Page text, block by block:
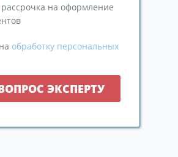
на оформление
обработку персональных